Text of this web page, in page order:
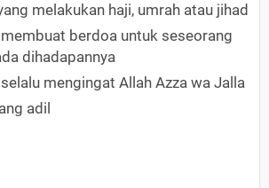
melakukan haji, umrah atau jihad
berdoa untuk seseorang
dihadapannya
mengingat Allah Azza wa Jalla
adil